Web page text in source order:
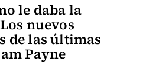
le daba la
nuevos
de las últimas
Payne